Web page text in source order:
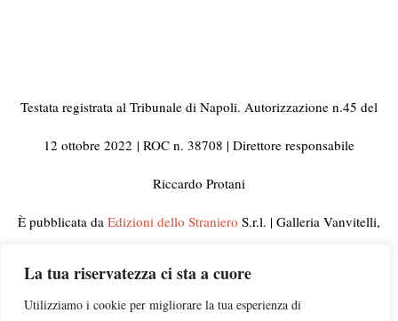
La tua riservatezza ci sta a cuore
Utilizziamo i cookie per migliorare la tua esperienza di
Testata registrata al Tribunale di Napoli. Autorizzazione n.45 del
12 ottobre 2022 | ROC n. 38708 | Direttore responsabile
Riccardo Protani
È pubblicata da Edizioni dello Straniero S.r.l. | Galleria Vanvitelli,
© 2023 Tutti i diritti riservati | Per informazioni, rettifiche,